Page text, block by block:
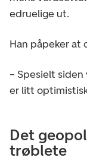
edruelige ut.
Han påpeker at
– Spesielt
er litt
Det
trøblete